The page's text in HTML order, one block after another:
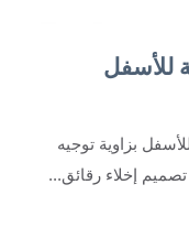
للأسفل
بزاوية توجيه
إخلاء رقائق...